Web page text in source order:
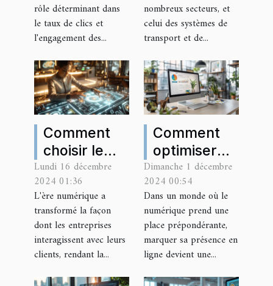
miniatures
YouTube
rôle déterminant dans
le taux de clics et
l'engagement des...
logistique
nombreux secteurs, et
celui des systèmes de
transport et de...
Comment
choisir le
CRM adapté
à votre
secteur
d'activité en
2024
Lundi 16 décembre
2024 01:36
L'ère numérique a
transformé la façon
dont les entreprises
interagissent avec leurs
clients, rendant la...
Comment
optimiser
votre
présence en
ligne avec
une agence
de
marketing
digital
Dimanche 1 décembre
2024 00:54
Dans un monde où le
numérique prend une
place prépondérante,
marquer sa présence en
ligne devient une...